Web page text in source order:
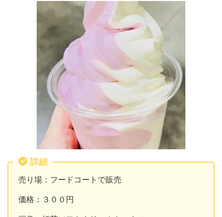
詳細
売り場：フードコートで販売
価格：３００円